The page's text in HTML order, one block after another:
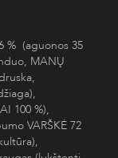
% (aguonos 35
MANŲ
100 %),
VARŠKĖ 72